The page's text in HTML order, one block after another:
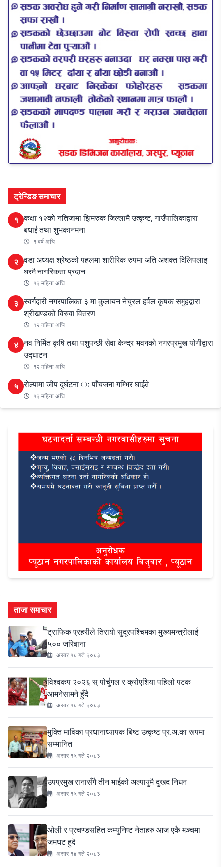
ट्रेन्डिङ समाचार
१ कक्षा १२को नतिजामा झिमरुक जिल्लामै उत्कृष्ट, गाउँपालिकाद्वारा
बधाई तथा शुभकानमना
१ वर्ष अघि
२ वडा अध्यक्ष श्रेष्ठको पहलमा शारीरिक रुपमा अति अशक्त दिलिपलाइ
घरमै नागरिकता प्रदान
१२ महिना अघि
३ स्वर्गद्वारी नगरपालिका ३ मा कुलायन नेचुरल हर्वल कृषक समुहद्वारा
श्रीखण्डको विरुवा वितरण
१२ महिना अघि
४ नव निर्मित कृषि तथा पशुपन्छी सेवा केन्द्र भवनको नगरप्रमुख योगीद्वारा
उद्घाटन
१२ महिना अघि
५ रोल्पामा जीप दुर्घटना ः पाँचजना गम्भिर घाईते
१२ महिना अघि
ताजा समाचार
ट्राफिक प्रहरीले तिरायो सुदूरपश्चिमका मुख्यमन्त्रीलाई
५०० जरिबाना
असार १८ गते २०८३
विश्वकप २०२६ स् पोर्चुगल र क्रोएशिया पहिलो पटक
आमनेसामने हुँदै
असार १८ गते २०८३
मुक्ति माविका प्रधानाध्यापक बिष्ट उत्कृष्ट प्र.अ.का रूपमा
सम्मानित
असार १५ गते २०८३
उपप्रमुख रानासँगै तीन भाईको अल्पायुमै दुखद निधन
असार १५ गते २०८३
ओली र प्रचण्डसहित कम्युनिष्ट नेताहरु आज एकै मञ्चमा
जमघट हुदै
असार १४ गते २०८३